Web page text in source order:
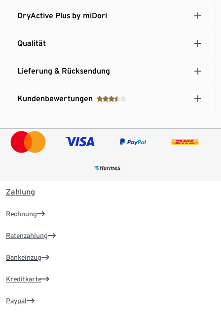
DryActive Plus by miDori
Qualität
Lieferung & Rücksendung
Kundenbewertungen
Zahlung
Rechnung
Ratenzahlung
Bankeinzug
Kreditkarte
Paypal